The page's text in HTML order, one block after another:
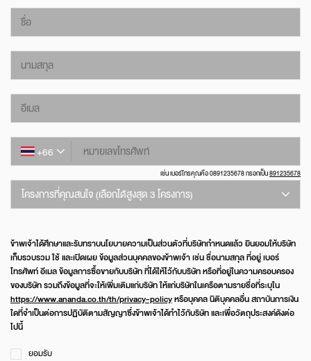
ชื่อ
นามสกุล
อีเมล
+66 หมายเลขโทรศัพท์
เช่น เบอร์โทรคุณคือ 0891235678 กรอกเป็น891235678
โครงการที่คุณสนใจ (เลือกได้สูงสุด 3 โครงการ)
ข้าพเจ้าได้ศึกษาและรับทราบนโยบายความเป็นส่วนตัวที่บริษัทกำหนดแล้ว ยินยอมให้บริษัท
เก็บรวบรวม ใช้ และเปิดเผย ข้อมูลส่วนบุคคลของข้าพเจ้า เช่น ชื่อนามสกุล ที่อยู่ เบอร์
โทรศัพท์ อีเมล ข้อมูลการซื้อขายกับบริษัท ที่ได้ให้ไว้กับบริษัท หรือที่อยู่ในความครอบครอง
ของบริษัท รวมถึงข้อมูลที่จะให้เพิ่มเติมแก่บริษัท ให้แก่บริษัทในเครือตามรายชื่อที่ระบุใน
https://www.ananda.co.th/th/privacy-policyหรือบุคคล นิติบุคคลอื่น สถาบันการเงิน
ใดที่จำเป็นต่อการปฏิบัติตามสัญญาซึ่งข้าพเจ้าได้ทำไว้กับริษัท และเพื่อวัตถุประสงค์ดังต่อ
ไปนี้
ยอมรับ